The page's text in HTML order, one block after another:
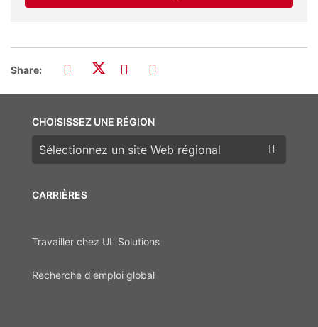
Share:
CARRIÈRES
Travailler chez UL Solutions
Recherche d'emploi global
CHOISISSEZ UNE RÉGION
Choisissez une région